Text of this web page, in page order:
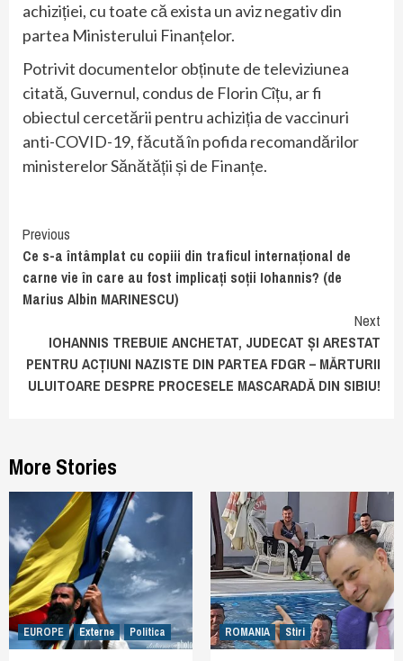
achiziției, cu toate că exista un aviz negativ din
partea Ministerului Finanțelor.
Potrivit documentelor obținute de televiziunea
citată, Guvernul, condus de Florin Cîțu, ar fi
obiectul cercetării pentru achiziția de vaccinuri
anti-COVID-19, făcută în pofida recomandărilor
ministerelor Sănătății și de Finanțe.
Continue
Reading
Previous
Ce s-a întâmplat cu copiii din traficul internațional de
carne vie în care au fost implicați soții Iohannis? (de
Marius Albin MARINESCU)
Next
IOHANNIS TREBUIE ANCHETAT, JUDECAT ȘI ARESTAT
PENTRU ACȚIUNI NAZISTE DIN PARTEA FDGR – MĂRTURII
ULUITOARE DESPRE PROCESELE MASCARADĂ DIN SIBIU!
More Stories
EUROPE Externe Politica ROMANIA Stiri